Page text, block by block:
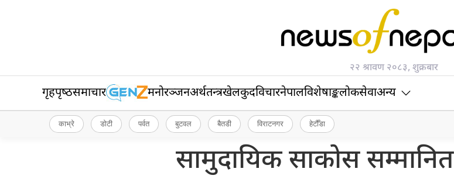
२२ श्रावण २०८३, शुक्रबार
गृहपृष्‍ठसमाचार मनोरञ्जनअर्थतन्त्रखेलकुदविचारनेपालविशेषाङ्कलोकसेवाअन्य
काभ्रे डोटी पर्वत बुटवल बैतडी विराटनगर हेटौँडा
सामुदायिक साकोस सम्मानित